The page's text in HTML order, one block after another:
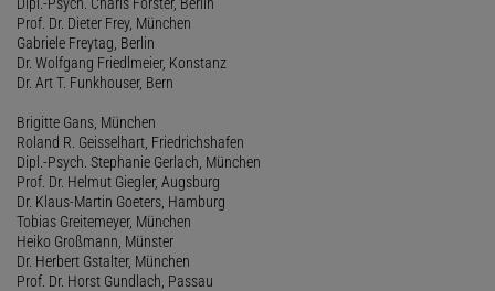
Prof. Dr. Dieter Frey, München
Gabriele Freytag, Berlin
Dr. Wolfgang Friedlmeier, Konstanz
Dr. Art T. Funkhouser, Bern
Brigitte Gans, München
Roland R. Geisselhart, Friedrichshafen
Dipl.-Psych. Stephanie Gerlach, München
Prof. Dr. Helmut Giegler, Augsburg
Dr. Klaus-Martin Goeters, Hamburg
Tobias Greitemeyer, München
Heiko Großmann, Münster
Dr. Herbert Gstalter, München
Prof. Dr. Horst Gundlach, Passau